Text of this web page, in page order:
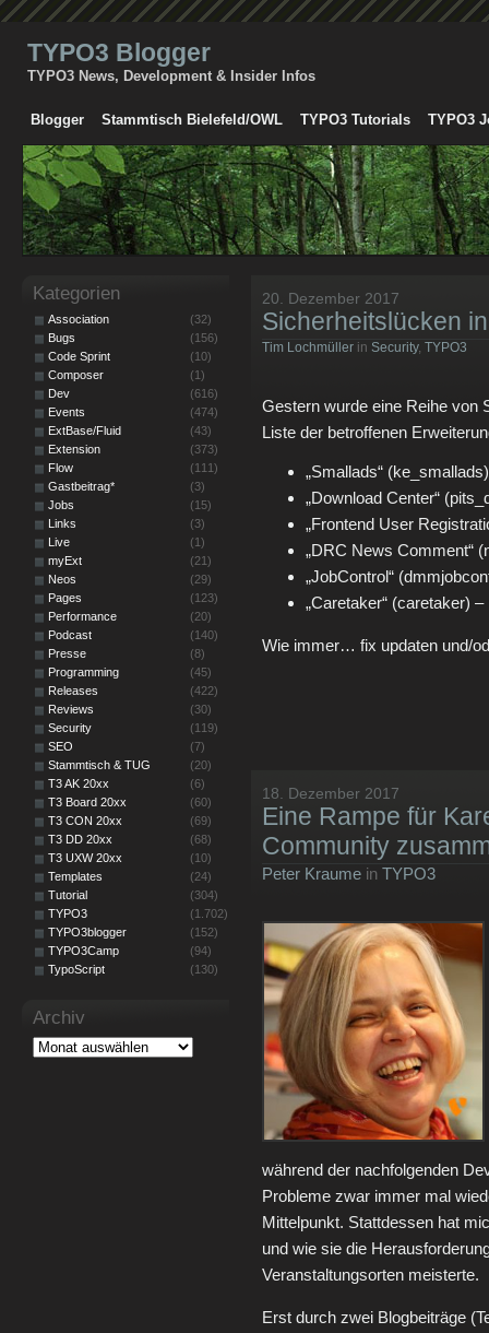
TYPO3 Blogger
TYPO3 News, Development & Insider Infos
Blogger Stammtisch Bielefeld/OWL TYPO3 Tutorials TYPO3
20. Dezember 2017
Sicherheitslücken
Tim Lochmüller in Security, TYPO3
Gestern wurde eine Reihe von
Liste der betroffenen
„Smallads“
„Download Center“
„Frontend User
„DRC News Comment“
„JobControl“
„Caretaker“ (caretaker) –
Wie immer… fix updaten und/
18. Dezember 2017
Eine Rampe für
Community
Peter Kraume in TYPO3
während der nachfolgenden
Probleme zwar immer mal
Mittelpunkt. Stattdessen hat
und wie sie die
Veranstaltungsorten meisterte.
Erst durch zwei Blogbeiträge
Kategorien
Association
(32)
Bugs
(156)
Code Sprint
(10)
Composer
(1)
Dev
(616)
Events
(474)
ExtBase/Fluid
(43)
Extension
(373)
Flow
(111)
Gastbeitrag*
(3)
Jobs
(15)
Links
(3)
Live
(1)
myExt
(21)
Neos
(29)
Pages
(123)
Performance
(20)
Podcast
(140)
Presse
(8)
Programming
(45)
Releases
(422)
Reviews
(30)
Security
(119)
SEO
(7)
Stammtisch & TUG
(20)
T3 AK 20xx
(6)
T3 Board 20xx
(60)
T3 CON 20xx
(69)
T3 DD 20xx
(68)
T3 UXW 20xx
(10)
Templates
(24)
Tutorial
(304)
TYPO3
(1.702)
TYPO3blogger
(152)
TYPO3Camp
(94)
TypoScript
(130)
Archiv